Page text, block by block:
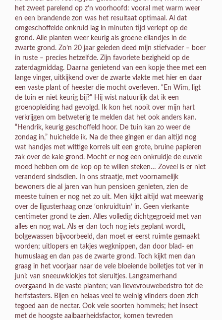
het zweet parelend op z’n voorhoofd: vooral met warm weer
en een brandende zon was het resultaat optimaal. Al dat
omgeschoffelde onkruid lag in minuten tijd verlept op de
grond. Alle planten weer keurig als groene eilandjes in de
zwarte grond. Zo’n 20 jaar geleden deed mijn stiefvader – boer
in ruste – precies hetzelfde. Zijn favoriete bezigheid op de
zaterdagmiddag. Daarna genietend van een kopje thee met een
lange vinger, uitkijkend over de zwarte vlakte met hier en daar
een vaste plant of heester die mocht overleven. “En Wim, ligt
de tuin er niet keurig bij?” Hij wist natuurlijk dat ik een
groenopleiding had gevolgd. Ik kon het nooit over mijn hart
verkrijgen om betweterig te melden dat het ook anders kan.
“Hendrik, keurig geschoffeld hoor. De tuin kan zo weer de
zondag in,” huichelde ik. Na de thee gingen er dan altijd nog
wat handjes met wittige korrels uit een grote, bruine papieren
zak over de kale grond. Mocht er nog een onkruidje de euvele
moed hebben om de kop op te willen steken… Zoveel is er niet
veranderd sindsdien. In ons straatje, met voornamelijk
bewoners die al jaren van hun pensioen genieten, zien de
meeste tuinen er nog net zo uit. Men kijkt altijd wat meewarig
over de ligusterhaag onze ‘onkruidtuin’ in. Geen vierkante
centimeter grond te zien. Alles volledig dichtgegroeid met van
alles en nog wat. Als er dan toch nog iets geplant wordt,
bolgewassen bijvoorbeeld, dan moet er eerst ruimte gemaakt
worden; uitlopers en takjes wegknippen, dan door blad- en
humuslaag en dan pas de zwarte grond. Toch kijkt men dan
graag in het voorjaar naar de vele bloeiende bolletjes tot ver in
juni: van sneeuwklokjes tot sieruitjes. Langzamerhand
overgaand in de vaste planten; van lievevrouwebedstro tot de
herfstasters. Bijen en helaas veel te weinig vlinders doen zich
tegoed aan de nectar. Ook vele soorten hommels; het insect
met de hoogste aaibaarheidsfactor, komen tevreden